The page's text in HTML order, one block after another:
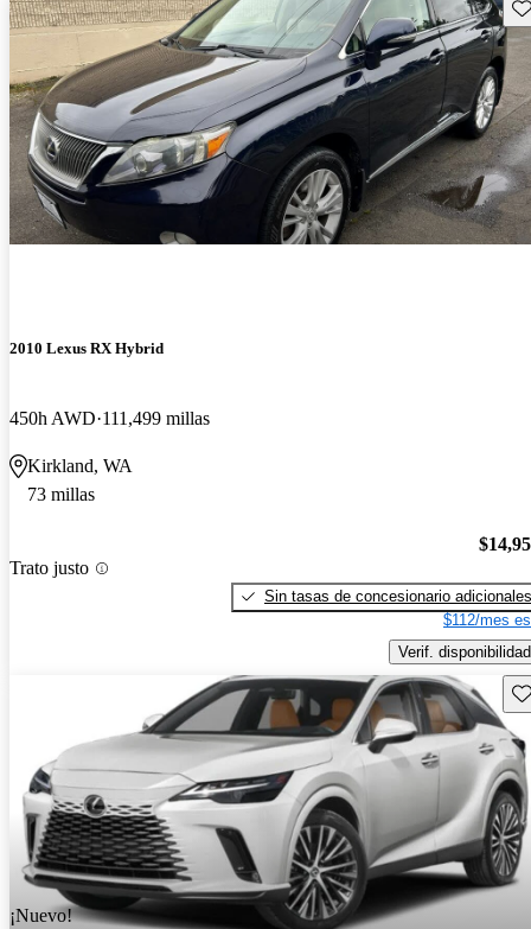
2010 Lexus RX Hybrid
450h AWD 111,499 millas
Kirkland, WA
73 millas
Trato justo
Sin tasas de concesionario adicionales
$112/mes
Verif. disponibilidad
¡Nuevo!